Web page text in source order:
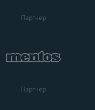
Партнер
Партнер